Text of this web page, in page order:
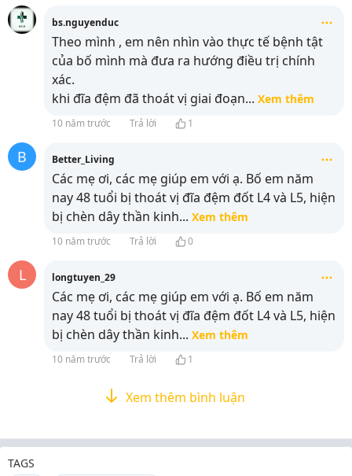
bs.nguyenduc
Theo mình , em nên nhìn vào thực tế bệnh tật
của bố mình mà đưa ra hướng điều trị chính
xác.
khi đĩa đệm đã thoát vị giai đoạn... Xem thêm
10 năm trước Trả lời 1
B Better_Living
Các mẹ ơi, các mẹ giúp em với ạ. Bố em năm
nay 48 tuổi bị thoát vị đĩa đệm đốt L4 và L5, hiện
bị chèn dây thần kinh... Xem thêm
10 năm trước Trả lời 0
L longtuyen_29
Các mẹ ơi, các mẹ giúp em với ạ. Bố em năm
nay 48 tuổi bị thoát vị đĩa đệm đốt L4 và L5, hiện
bị chèn dây thần kinh... Xem thêm
10 năm trước Trả lời 1
Xem thêm bình luận
TAGS